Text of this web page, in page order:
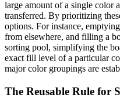
large amount of a single color
transferred. By prioritizing
options. For instance,
from elsewhere, and filling a
sorting pool, simplifying the
exact fill level of a particular
major color groupings are
The Reusable Rule for